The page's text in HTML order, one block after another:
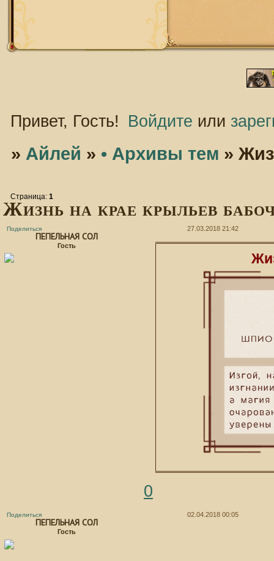
Привет, Гость! Войдите или
» Айлей » • Архивы тем »
Жизнь на крае крыльев
Страница:1
Поделиться 27.03.2018 21:42
ПЕПЕЛЬНАЯ СОЛ
Гость
0
Поделиться 02.04.2018 00:05
ПЕПЕЛЬНАЯ СОЛ
Гость